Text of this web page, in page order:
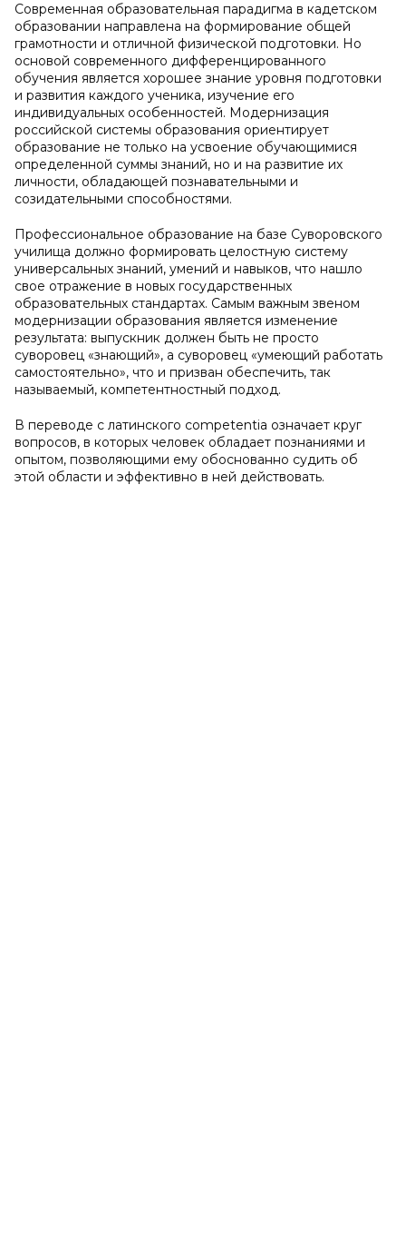
Современная образовательная парадигма в кадетском
образовании направлена на формирование общей
грамотности и отличной физической подготовки. Но
основой современного дифференцированного
обучения является хорошее знание уровня подготовки
и развития каждого ученика, изучение его
индивидуальных особенностей. Модернизация
российской системы образования ориентирует
образование не только на усвоение обучающимися
определенной суммы знаний, но и на развитие их
личности, обладающей познавательными и
созидательными способностями.
Профессиональное образование на базе Суворовского
училища должно формировать целостную систему
универсальных знаний, умений и навыков, что нашло
свое отражение в новых государственных
образовательных стандартах. Самым важным звеном
модернизации образования является изменение
результата: выпускник должен быть не просто
суворовец «знающий», а суворовец «умеющий работать
самостоятельно», что и призван обеспечить, так
называемый, компетентностный подход.
В переводе с латинского соmpetentia означает круг
вопросов, в которых человек обладает познаниями и
опытом, позволяющими ему обоснованно судить об
этой области и эффективно в ней действовать.